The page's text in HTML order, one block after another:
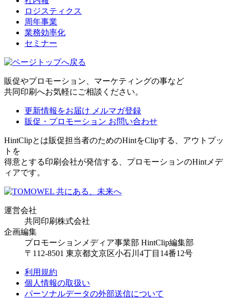
ロジスティクス
周年事業
業務効率化
セミナー
販促やプロモーション、マーケティングの事など
共同印刷へお気軽にご相談ください。
更新情報をお届け メルマガ登録
販促・プロモーション お問い合わせ
HintClipとは販促担当者のためのHintをClipする、アウトプッ
トを
得意とする印刷会社が発信する、プロモーションのHintメデ
ィアです。
運営会社
共同印刷株式会社
企画編集
プロモーションメディア事業部 HintClip編集部
〒112-8501 東京都文京区小石川4丁目14番12号
利用規約
個人情報の取扱い
パーソナルデータの外部送信について